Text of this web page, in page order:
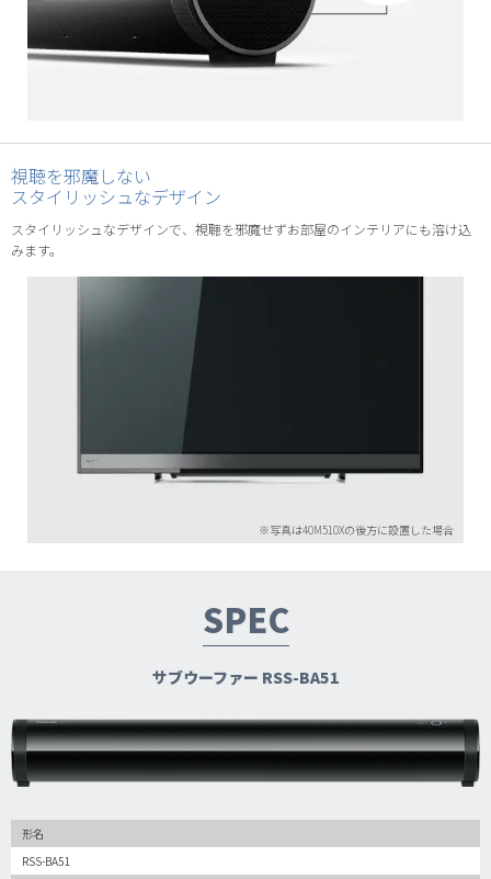
視聴を邪魔しない
スタイリッシュなデザイン
スタイリッシュなデザインで、視聴を邪魔せずお部屋のインテリアにも溶け込
みます。
SPEC
サブウーファー RSS-BA51
形名
RSS-BA51